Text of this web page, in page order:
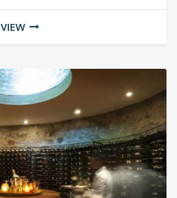
VIEW